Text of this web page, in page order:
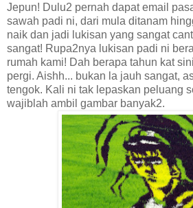
Jepun! Dulu2 pernah dapat email
sawah padi ni, dari mula ditanam
naik dan jadi lukisan yang sangat
sangat! Rupa2nya lukisan padi ni
rumah kami! Dah berapa tahun kat
pergi. Aishh... bukan la jauh sangat,
tengok. Kali ni tak lepaskan peluang
wajiblah ambil gambar banyak2.